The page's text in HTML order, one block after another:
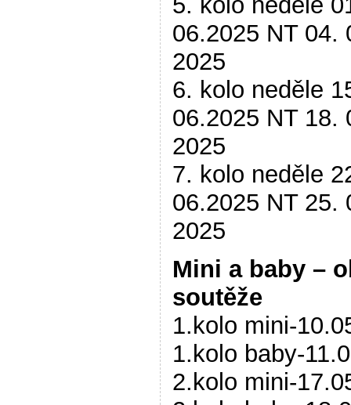
06.2025 NT 04.
2025
6. kolo neděle
06.2025 NT 18.
2025
7. kolo neděle
06.2025 NT 25.
2025
Mini a baby –
soutěže
1.kolo mini-
1.kolo baby-
2.kolo mini-